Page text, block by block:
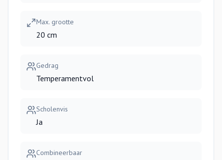
Max. grootte
20 cm
Gedrag
Temperamentvol
Scholenvis
Ja
Combineerbaar